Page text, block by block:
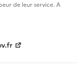
de leur service. A